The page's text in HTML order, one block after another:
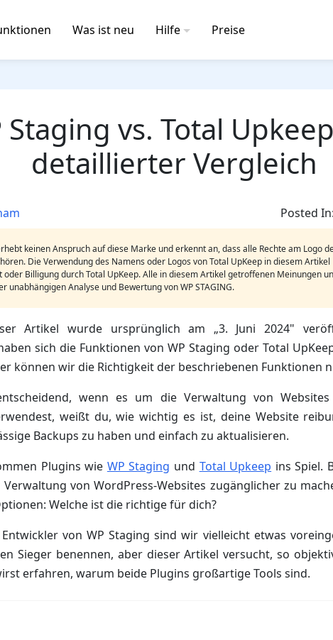
Was ist neu Hilfe Preise
Staging vs. Total
detaillierter Vergleich
keinen Anspruch auf diese Marke und erkennt an, dass alle Rechte am Logo
Die Verwendung des Namens oder Logos von Total UpKeep in diesem
oder Billigung durch Total UpKeep. Alle in diesem Artikel getroffenen Meinungen
unabhängigen Analyse und Bewertung von WP STAGING.
Artikel wurde ursprünglich am „3. Juni 2024"
sich die Funktionen von WP Staging oder Total
können wir die Richtigkeit der beschriebenen Funktionen
wenn es um die Verwaltung von
weißt du, wie wichtig es ist, deine Website
Backups zu haben und einfach zu aktualisieren.
Plugins wie WP Staging und Total Upkeep ins Spiel.
von WordPress-Websites zugänglicher zu
Welche ist die richtige für dich?
von WP Staging sind wir vielleicht etwas
Sieger benennen, aber dieser Artikel versucht, so
erfahren, warum beide Plugins großartige Tools sind.
Posted